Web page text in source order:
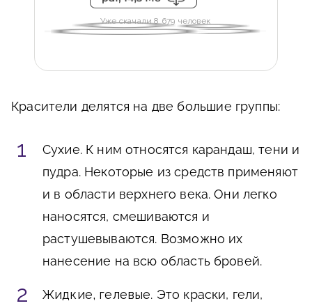
Уже скачали 8 679 человек
Красители делятся на две большие группы:
Сухие. К ним относятся карандаш, тени и
пудра. Некоторые из средств применяют
и в области верхнего века. Они легко
наносятся, смешиваются и
растушевываются. Возможно их
нанесение на всю область бровей.
Жидкие, гелевые. Это краски, гели,